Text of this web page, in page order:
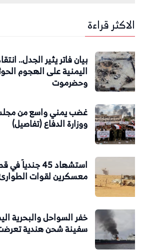
الاكثر قراءة
بيان فاتر يثير الجدل..
اليمنية على الهجوم
وحضرموت
غضب يمني واسع من
ووزارة الدفاع (تفاصيل)
استشهاد 45
معسكرين لقوات
خفر السواحل والبحرية
سفينة شحن هندية